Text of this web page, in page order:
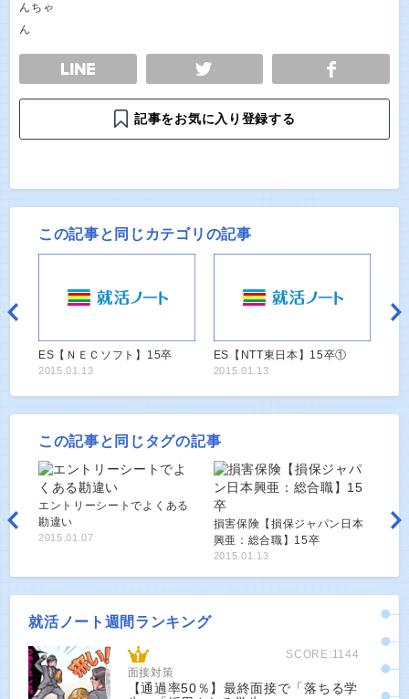
TWEET
記事をお気に入り登録する
この記事と同じカテゴリの記事
ES【ＮＥＣソフト】15卒
2015.01.13
ES【NTT東日本】15卒①
2015.01.13
この記事と同じタグの記事
エントリーシートでよくある
勘違い
2015.01.07
損害保険【損保ジャパン日本
興亜：総合職】15卒
2015.01.13
就活ノート週間ランキング
SCORE:1144
面接対策
【通過率50％】最終面接で「落ちる学